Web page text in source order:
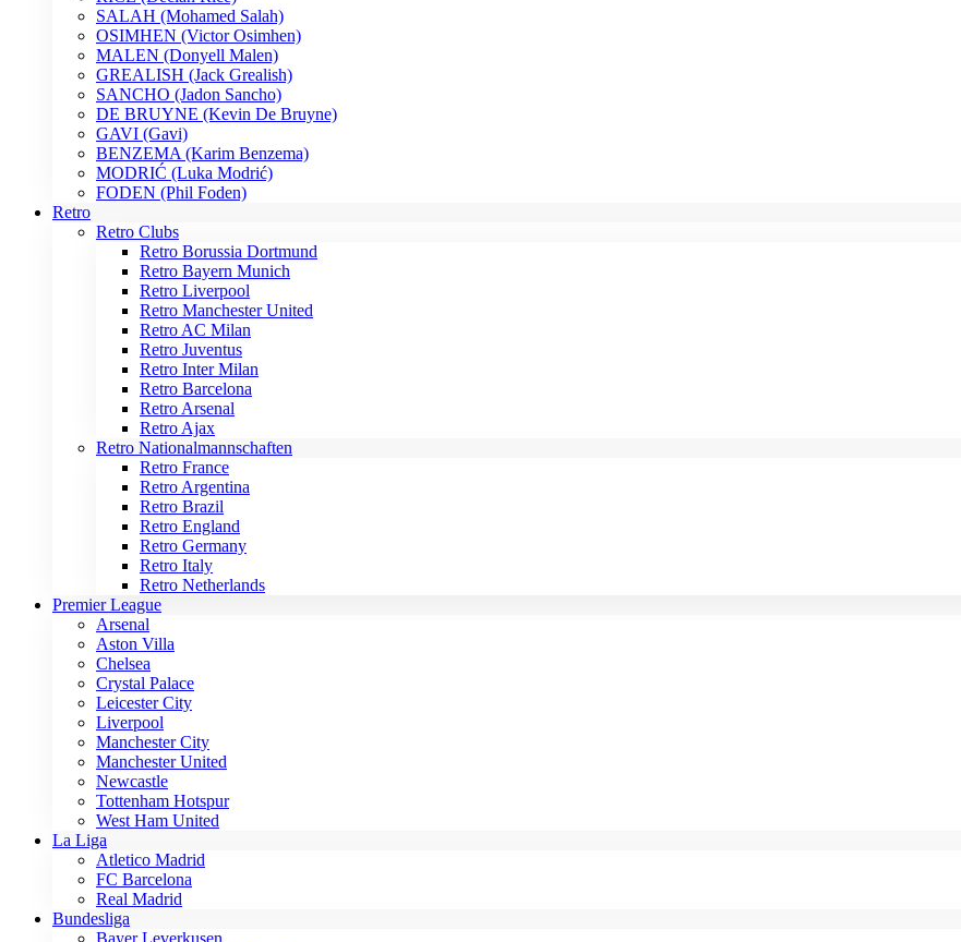
SALAH (Mohamed Salah)
OSIMHEN (Victor Osimhen)
MALEN (Donyell Malen)
GREALISH (Jack Grealish)
SANCHO (Jadon Sancho)
DE BRUYNE (Kevin De Bruyne)
GAVI (Gavi)
BENZEMA (Karim Benzema)
MODRIĆ (Luka Modrić)
FODEN (Phil Foden)
Retro
Retro Clubs
Retro Borussia Dortmund
Retro Bayern Munich
Retro Liverpool
Retro Manchester United
Retro AC Milan
Retro Juventus
Retro Inter Milan
Retro Barcelona
Retro Arsenal
Retro Ajax
Retro Nationalmannschaften
Retro France
Retro Argentina
Retro Brazil
Retro England
Retro Germany
Retro Italy
Retro Netherlands
Premier League
Arsenal
Aston Villa
Chelsea
Crystal Palace
Leicester City
Liverpool
Manchester City
Manchester United
Newcastle
Tottenham Hotspur
West Ham United
La Liga
Atletico Madrid
FC Barcelona
Real Madrid
Bundesliga
Bayer Leverkusen